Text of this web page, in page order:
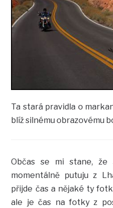
Ta stará pravidla o
blíž silnému obrazovému
Občas se mi stane, že
momentálně putuju z
přijde čas a nějaké ty
ale je čas na fotky z